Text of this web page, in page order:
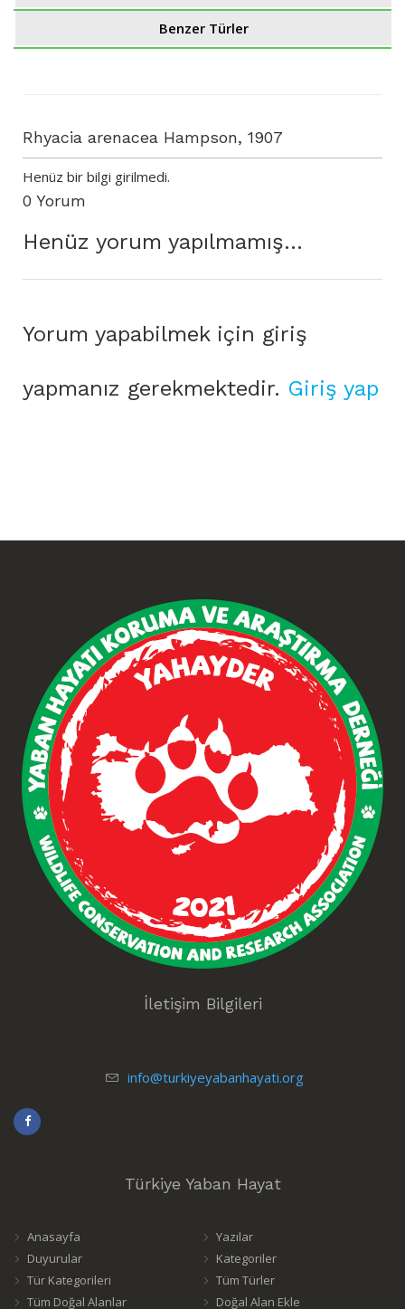
Benzer Türler
Rhyacia arenacea Hampson, 1907
Henüz bir bilgi girilmedi.
0 Yorum
Henüz yorum yapılmamış...
Yorum yapabilmek için giriş
yapmanız gerekmektedir. Giriş yap
İletişim Bilgileri
info@turkiyeyabanhayati.org
Türkiye Yaban Hayat
Anasayfa
Yazılar
Duyurular
Kategoriler
Tür Kategorileri
Tüm Türler
Tüm Doğal Alanlar
Doğal Alan Ekle